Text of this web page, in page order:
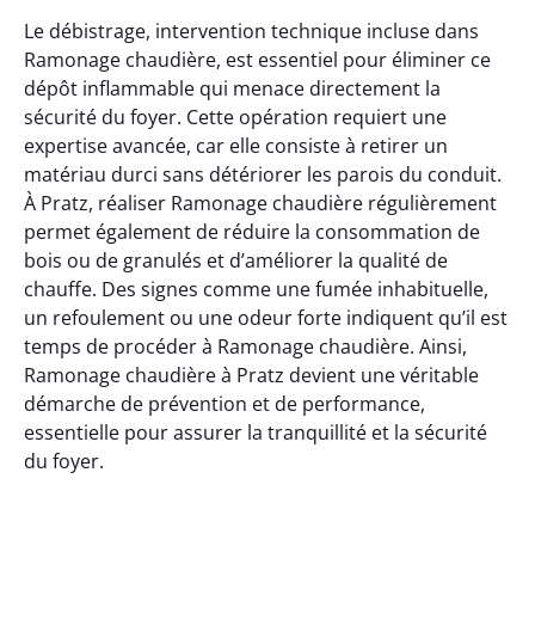
Le débistrage, intervention technique incluse dans
Ramonage chaudière, est essentiel pour éliminer ce
dépôt inflammable qui menace directement la
sécurité du foyer. Cette opération requiert une
expertise avancée, car elle consiste à retirer un
matériau durci sans détériorer les parois du conduit.
À Pratz, réaliser Ramonage chaudière régulièrement
permet également de réduire la consommation de
bois ou de granulés et d’améliorer la qualité de
chauffe. Des signes comme une fumée inhabituelle,
un refoulement ou une odeur forte indiquent qu’il est
temps de procéder à Ramonage chaudière. Ainsi,
Ramonage chaudière à Pratz devient une véritable
démarche de prévention et de performance,
essentielle pour assurer la tranquillité et la sécurité
du foyer.